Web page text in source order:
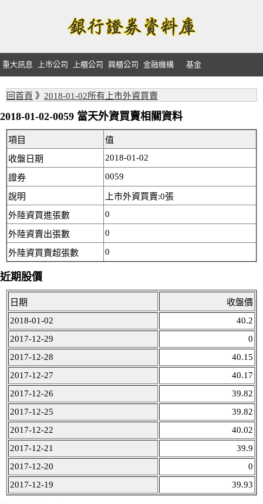
重大訊息 上市公司 上櫃公司 興櫃公司 金融機構 基金
回首頁 》 2018-01-02所有上市外資買賣
2018-01-02-0059 當天外資買賣相關資料
項目
值
收盤日期
2018-01-02
證券 0059
說明
上市外資買賣:0張
外陸資買進張數
0
外陸資賣出張數 0
外陸資買賣超張數 0
近期股價
日期
收盤價
2018-01-02
40.2
2017-12-29
0
2017-12-28
40.15
2017-12-27
40.17
2017-12-26
39.82
2017-12-25
39.82
2017-12-22
40.02
2017-12-21
39.9
2017-12-20
0
2017-12-19
39.93